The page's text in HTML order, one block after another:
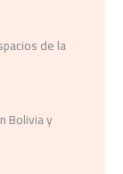
de la
Bolivia y